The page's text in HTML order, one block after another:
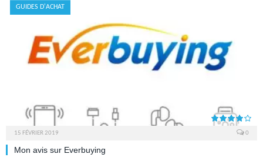
GUIDES D'ACHAT
15 FÉVRIER 2019 0
Mon avis sur Everbuying